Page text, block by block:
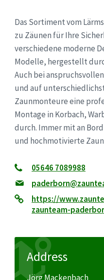
Das Sortiment vom
zu Zäunen für Ihre
verschiedene moderne
Modelle, hergestellt
Auch bei
und auf
Zaunmonteure eine
Montage in Korbach,
durch. Immer mit an
und hochmotivierte
05646 7089988
https://
zaunteam-
Address
Jörg Mackenbach